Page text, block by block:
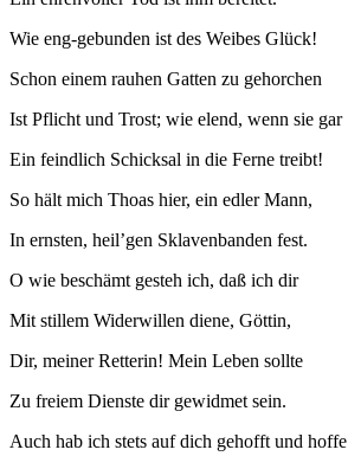
Wie eng-gebunden ist des Weibes Glück!
Schon einem rauhen Gatten zu gehorchen
Ist Pflicht und Trost; wie elend, wenn sie gar
Ein feindlich Schicksal in die Ferne treibt!
So hält mich Thoas hier, ein edler Mann,
In ernsten, heil’gen Sklavenbanden fest.
O wie beschämt gesteh ich, daß ich dir
Mit stillem Widerwillen diene, Göttin,
Dir, meiner Retterin! Mein Leben sollte
Zu freiem Dienste dir gewidmet sein.
Auch hab ich stets auf dich gehofft und hoffe